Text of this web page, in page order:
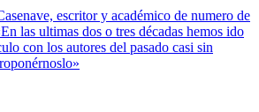
escritor y académico de numero de
las ultimas dos o tres décadas hemos ido
con los autores del pasado casi sin